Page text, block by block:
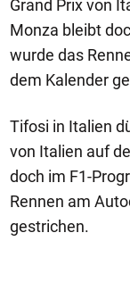
Grand Prix von
Monza bleibt
wurde das
dem Kalender
Tifosi in Italien
von Italien auf
doch im F1-
Rennen am
gestrichen.